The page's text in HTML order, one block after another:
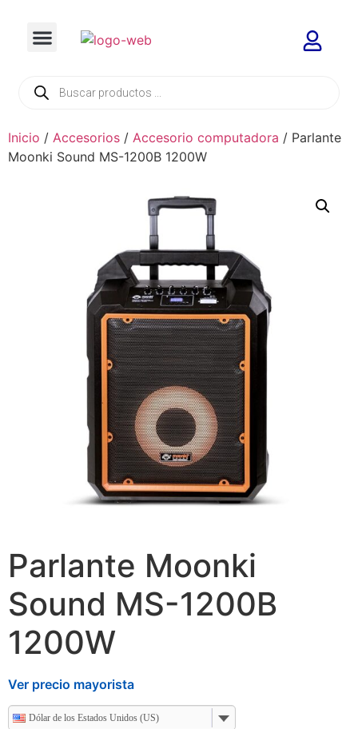
Inicio / Accesorios / Accesorio computadora / Parlante
Moonki Sound MS-1200B 1200W
Parlante Moonki
Sound MS-1200B
1200W
Ver precio mayorista
Dólar de los Estados Unidos (US)